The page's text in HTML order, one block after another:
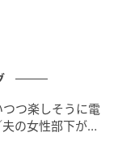
つ楽しそうに電
の女性部下が気